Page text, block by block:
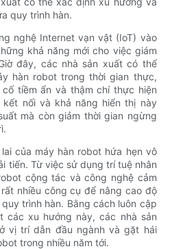
quy trình hàn.
nghệ Internet vạn vật (IoT) vào
khả năng mới cho việc giám
đây, các nhà sản xuất có thể
hàn robot trong thời gian thực,
tiềm ẩn và thậm chí thực hiện
nối và khả năng hiển thị này
mà còn giảm thời gian ngừng
của máy hàn robot hứa hẹn vô
tiến. Từ việc sử dụng trí tuệ nhân
cộng tác và công nghệ cảm
nhiều công cụ để nâng cao độ
trình hàn. Bằng cách luôn cập
các xu hướng này, các nhà sản
vị trí dẫn đầu ngành và gặt hái
trong nhiều năm tới.